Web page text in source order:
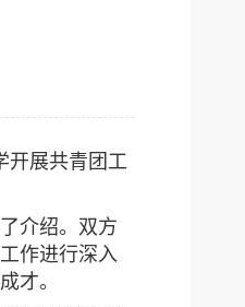
展共青团工
介绍。双方
作进行深入
才。